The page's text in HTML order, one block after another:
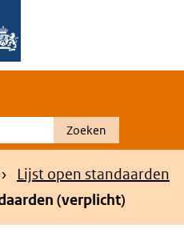
Zoeken
Lijst open standaarden
(verplicht)